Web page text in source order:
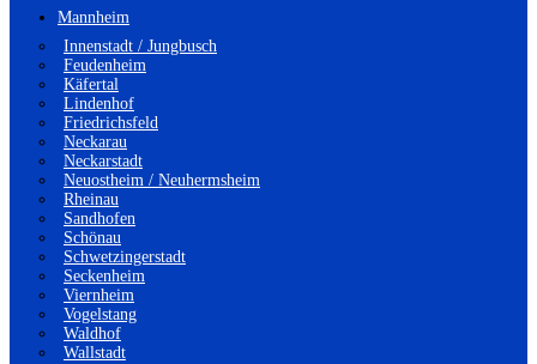
Mannheim
Innenstadt / Jungbusch
Feudenheim
Käfertal
Lindenhof
Friedrichsfeld
Neckarau
Neckarstadt
Neuostheim / Neuhermsheim
Rheinau
Sandhofen
Schönau
Schwetzingerstadt
Seckenheim
Viernheim
Vogelstang
Waldhof
Wallstadt